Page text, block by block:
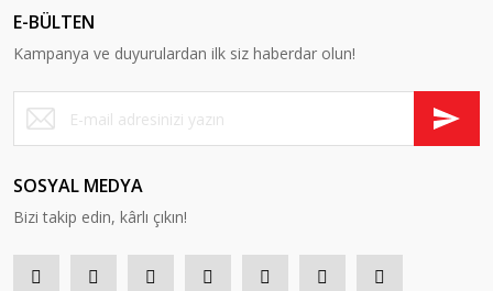
E-BÜLTEN
Kampanya ve duyurulardan ilk siz haberdar olun!
SOSYAL MEDYA
Bizi takip edin, kârlı çıkın!